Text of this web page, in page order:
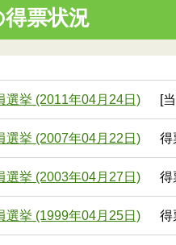
票状況
選挙 (2011年04月24日) [
選挙 (2007年04月22日) 得
選挙 (2003年04月27日) 得
選挙 (1999年04月25日) 得